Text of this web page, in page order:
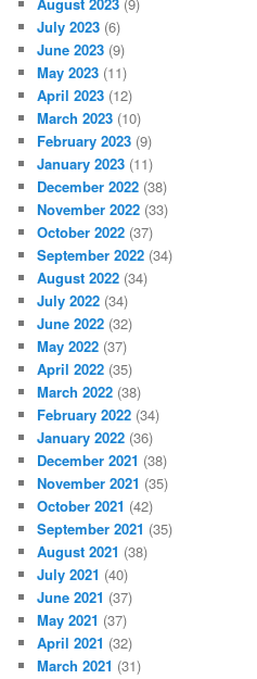
July 2023 (6)
June 2023 (9)
May 2023 (11)
April 2023 (12)
March 2023 (10)
February 2023 (9)
January 2023 (11)
December 2022 (38)
November 2022 (33)
October 2022 (37)
September 2022 (34)
August 2022 (34)
July 2022 (34)
June 2022 (32)
May 2022 (37)
April 2022 (35)
March 2022 (38)
February 2022 (34)
January 2022 (36)
December 2021 (38)
November 2021 (35)
October 2021 (42)
September 2021 (35)
August 2021 (38)
July 2021 (40)
June 2021 (37)
May 2021 (37)
April 2021 (32)
March 2021 (31)